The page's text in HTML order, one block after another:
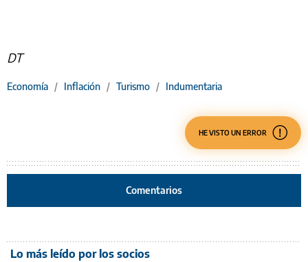
DT
Economía / Inflación / Turismo / Indumentaria
HE VISTO UN ERROR
Comentarios
Lo más leído por los socios